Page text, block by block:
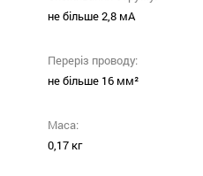
не більше 2,8 мА
Переріз проводу:
не більше 16 мм²
Маса:
0,17 кг